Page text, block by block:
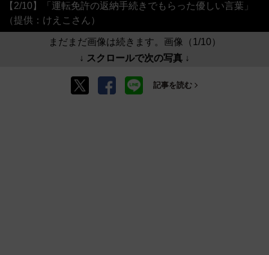
【2/10】「運転免許の返納手続きでもらった優しい言葉」
（提供：けえこさん）
まだまだ画像は続きます。画像（1/10）
↓ スクロールで次の写真 ↓
記事を読む